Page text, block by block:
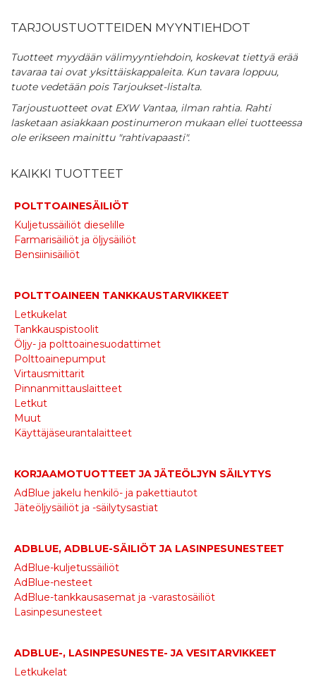
TARJOUSTUOTTEIDEN MYYNTIEHDOT
Tuotteet myydään välimyyntiehdoin, koskevat tiettyä erää
tavaraa tai ovat yksittäiskappaleita. Kun tavara loppuu,
tuote vedetään pois Tarjoukset-listalta.
Tarjoustuotteet ovat EXW Vantaa, ilman rahtia. Rahti
lasketaan asiakkaan postinumeron mukaan ellei tuotteessa
ole erikseen mainittu "rahtivapaasti".
KAIKKI TUOTTEET
POLTTOAINESÄILIÖT
Kuljetussäiliöt dieselille
Farmarisäiliöt ja öljysäiliöt
Bensiinisäiliöt
POLTTOAINEEN TANKKAUSTARVIKKEET
Letkukelat
Tankkauspistoolit
Öljy- ja polttoainesuodattimet
Polttoainepumput
Virtausmittarit
Pinnanmittauslaitteet
Letkut
Muut
Käyttäjäseurantalaitteet
KORJAAMOTUOTTEET JA JÄTEÖLJYN SÄILYTYS
AdBlue jakelu henkilö- ja pakettiautot
Jäteöljysäiliöt ja -säilytysastiat
ADBLUE, ADBLUE-SÄILIÖT JA LASINPESUNESTEET
AdBlue-kuljetussäiliöt
AdBlue-nesteet
AdBlue-tankkausasemat ja -varastosäiliöt
Lasinpesunesteet
ADBLUE-, LASINPESUNESTE- JA VESITARVIKKEET
Letkukelat